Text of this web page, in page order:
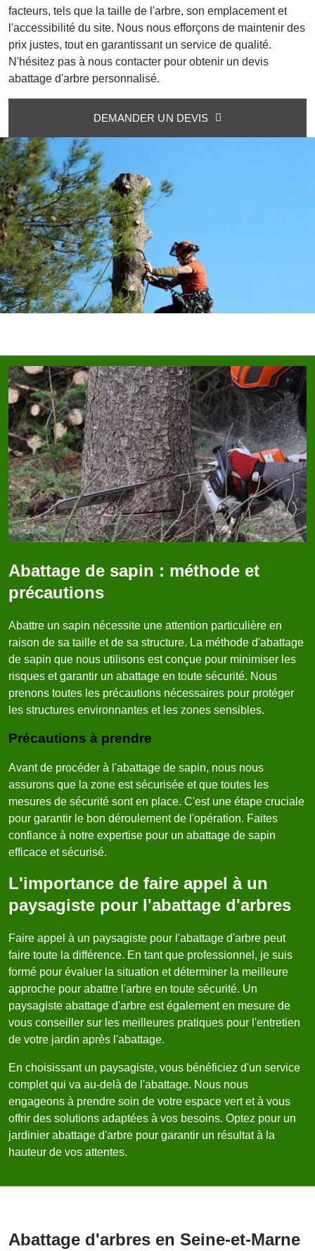
facteurs, tels que la taille de l'arbre, son emplacement et
l'accessibilité du site. Nous nous efforçons de maintenir des
prix justes, tout en garantissant un service de qualité.
N'hésitez pas à nous contacter pour obtenir un devis
abattage d'arbre personnalisé.
DEMANDER UN DEVIS
Abattage de sapin : méthode et
précautions
Abattre un sapin nécessite une attention particulière en
raison de sa taille et de sa structure. La méthode d'abattage
de sapin que nous utilisons est conçue pour minimiser les
risques et garantir un abattage en toute sécurité. Nous
prenons toutes les précautions nécessaires pour protéger
les structures environnantes et les zones sensibles.
Précautions à prendre
Avant de procéder à l'abattage de sapin, nous nous
assurons que la zone est sécurisée et que toutes les
mesures de sécurité sont en place. C'est une étape cruciale
pour garantir le bon déroulement de l'opération. Faites
confiance à notre expertise pour un abattage de sapin
efficace et sécurisé.
L'importance de faire appel à un
paysagiste pour l'abattage d'arbres
Faire appel à un paysagiste pour l'abattage d'arbre peut
faire toute la différence. En tant que professionnel, je suis
formé pour évaluer la situation et déterminer la meilleure
approche pour abattre l'arbre en toute sécurité. Un
paysagiste abattage d'arbre est également en mesure de
vous conseiller sur les meilleures pratiques pour l'entretien
de votre jardin après l'abattage.
En choisissant un paysagiste, vous bénéficiez d'un service
complet qui va au-delà de l'abattage. Nous nous
engageons à prendre soin de votre espace vert et à vous
offrir des solutions adaptées à vos besoins. Optez pour un
jardinier abattage d'arbre pour garantir un résultat à la
hauteur de vos attentes.
Abattage d'arbres en Seine-et-Marne